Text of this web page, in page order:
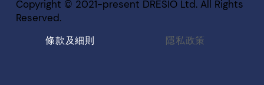
Copyright © 2021-present DRESIO Ltd. All Rights
Reserved.
條款及細則 隱私政策